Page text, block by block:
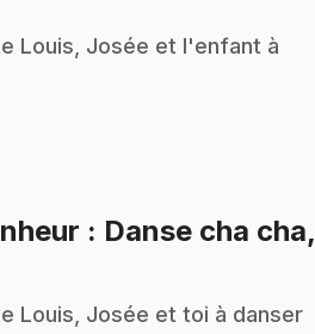
Louis, Josée et l'enfant à
: Danse cha cha,
Louis, Josée et toi à danser